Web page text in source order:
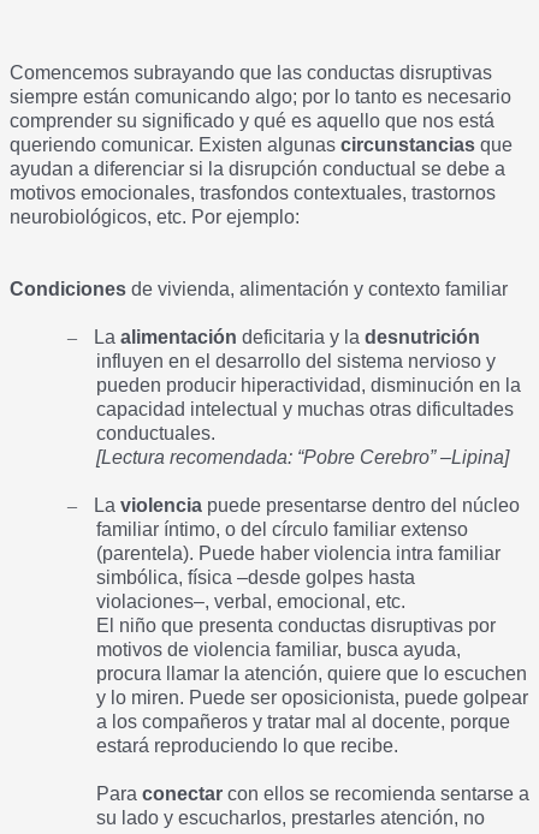
Comencemos subrayando que las conductas disruptivas
siempre están comunicando algo; por lo tanto es necesario
comprender su significado y qué es aquello que nos está
queriendo comunicar. Existen algunas circunstancias que
ayudan a diferenciar si la disrupción conductual se debe a
motivos emocionales, trasfondos contextuales, trastornos
neurobiológicos, etc. Por ejemplo:
Condiciones de vivienda, alimentación y contexto familiar
– La alimentación deficitaria y la desnutrición
influyen en el desarrollo del sistema nervioso y
pueden producir hiperactividad, disminución en la
capacidad intelectual y muchas otras dificultades
conductuales.
[Lectura recomendada: “Pobre Cerebro” –Lipina]
– La violencia puede presentarse dentro del núcleo
familiar íntimo, o del círculo familiar extenso
(parentela). Puede haber violencia intra familiar
simbólica, física –desde golpes hasta
violaciones–, verbal, emocional, etc.
El niño que presenta conductas disruptivas por
motivos de violencia familiar, busca ayuda,
procura llamar la atención, quiere que lo escuchen
y lo miren. Puede ser oposicionista, puede golpear
a los compañeros y tratar mal al docente, porque
estará reproduciendo lo que recibe.
Para conectar con ellos se recomienda sentarse a
su lado y escucharlos, prestarles atención, no